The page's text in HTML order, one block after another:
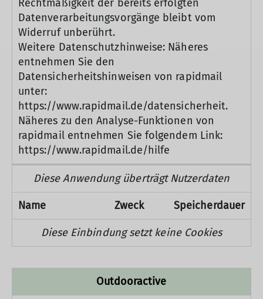
Rechtmäßigkeit der bereits erfolgten
Datenverarbeitungsvorgänge bleibt vom
Widerruf unberührt.
Weitere Datenschutzhinweise: Näheres
entnehmen Sie den
Datensicherheitshinweisen von rapidmail
unter:
https://www.rapidmail.de/datensicherheit.
Näheres zu den Analyse-Funktionen von
rapidmail entnehmen Sie folgendem Link:
https://www.rapidmail.de/hilfe
Diese Anwendung überträgt Nutzerdaten
Name Zweck Speicherdauer
Diese Einbindung setzt keine Cookies
Outdooractive